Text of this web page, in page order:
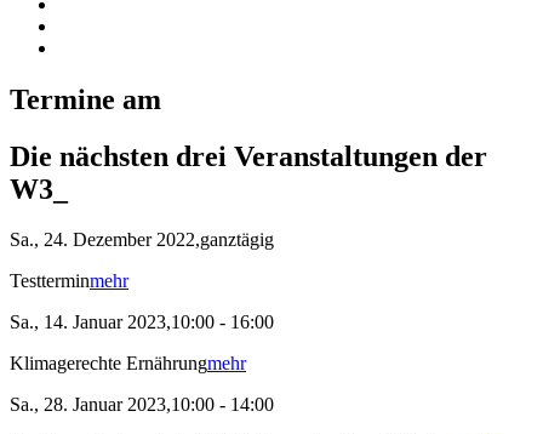
Termine am
Die nächsten drei Veranstaltungen der
W3_
Sa., 24. Dezember 2022,ganztägig
Testterminmehr
Sa., 14. Januar 2023,10:00 - 16:00
Klimagerechte Ernährungmehr
Sa., 28. Januar 2023,10:00 - 14:00